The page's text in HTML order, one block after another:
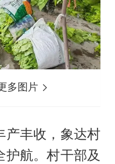
多图片
产丰收，象达村
航。村干部及